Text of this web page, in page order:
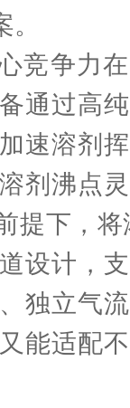
争力在
通过高
速溶剂
剂沸点
提下，
设计，
独立气
能适配